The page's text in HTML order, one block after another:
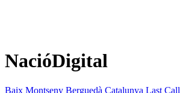
NacióDigital
Baix Montseny Berguedà Catalunya Last Call